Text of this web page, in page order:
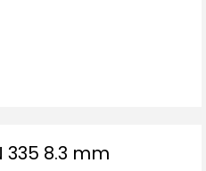
335 8.3 mm